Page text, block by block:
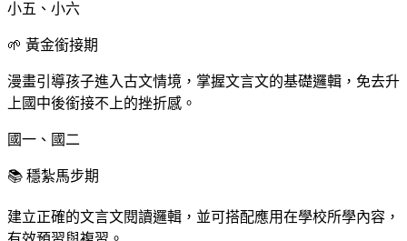
小五、小六
🌱 黃金銜接期
漫畫引導孩子進入古文情境，掌握文言文的基礎邏輯，免去升
上國中後銜接不上的挫折感。
國一、國二
📚 穩紮馬步期
建立正確的文言文閱讀邏輯，並可搭配應用在學校所學內容，